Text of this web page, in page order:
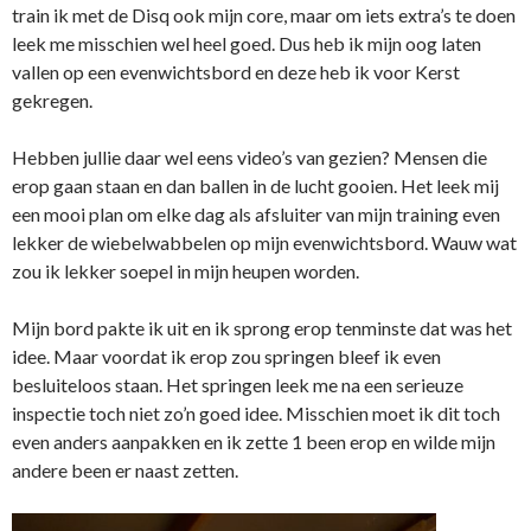
train ik met de Disq ook mijn core, maar om iets extra’s te doen
leek me misschien wel heel goed. Dus heb ik mijn oog laten
vallen op een evenwichtsbord en deze heb ik voor Kerst
gekregen.
Hebben jullie daar wel eens video’s van gezien? Mensen die
erop gaan staan en dan ballen in de lucht gooien. Het leek mij
een mooi plan om elke dag als afsluiter van mijn training even
lekker de wiebelwabbelen op mijn evenwichtsbord. Wauw wat
zou ik lekker soepel in mijn heupen worden.
Mijn bord pakte ik uit en ik sprong erop tenminste dat was het
idee. Maar voordat ik erop zou springen bleef ik even
besluiteloos staan. Het springen leek me na een serieuze
inspectie toch niet zo’n goed idee. Misschien moet ik dit toch
even anders aanpakken en ik zette 1 been erop en wilde mijn
andere been er naast zetten.